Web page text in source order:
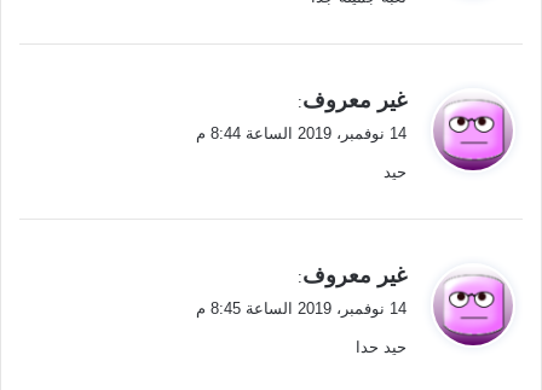
ي
ل
غير معروف:
14 نوفمبر، 2019 الساعة 8:44 م
حيد
ي
ل
غير معروف:
14 نوفمبر، 2019 الساعة 8:45 م
حيد حدا